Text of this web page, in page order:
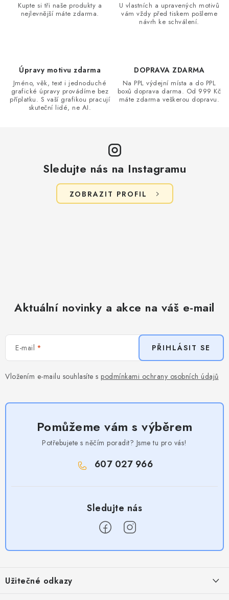
y
Kupte si tři naše produkty a
nejlevnější máte zdarma.
U vlastních a upravených motivů
vám vždy před tiskem pošleme
návrh ke schválení.
Úpravy motivu zdarma
Jméno, věk, text i jednoduché
grafické úpravy provádíme bez
příplatku. S vaší grafikou pracují
skuteční lidé, ne AI.
DOPRAVA ZDARMA
Na PPL výdejní místa a do PPL
boxů doprava darma. Od 999 Kč
máte zdarma veškerou dopravu.
Sledujte nás na Instagramu
ZOBRAZIT PROFIL
Aktuální novinky a akce na váš e-mail
E-mail
Vložením e-mailu souhlasíte s podmínkami ochrany osobních údajů
PŘIHLÁSIT SE
Pomůžeme vám s výběrem
Potřebujete s něčím poradit? Jsme tu pro vás!
607 027 966
pUžitečné odkazy